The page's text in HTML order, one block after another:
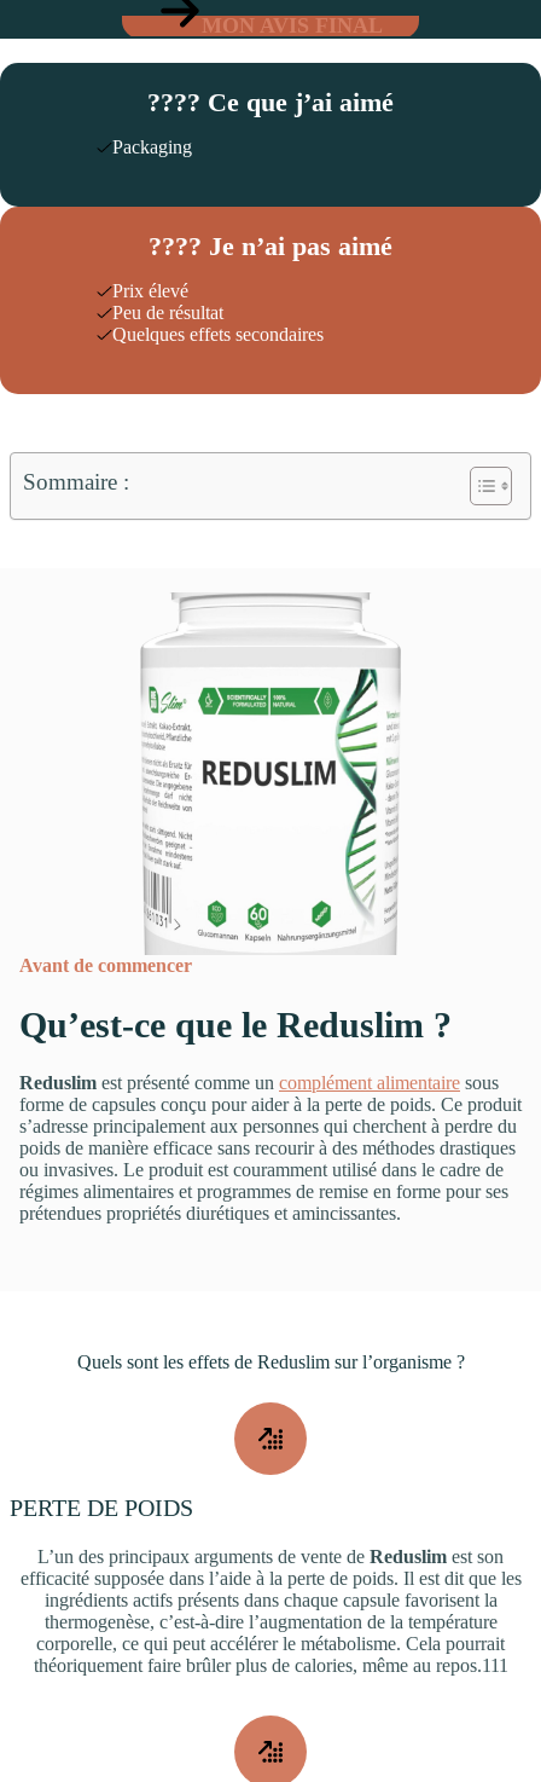
MON AVIS FINAL
???? Ce que j’ai aimé
Packaging
???? Je n’ai pas aimé
Prix élevé
Peu de résultat
Quelques effets secondaires
Sommaire :
Avant de commencer
Qu’est-ce que le Reduslim ?
Reduslim est présenté comme un complément alimentaire sous
forme de capsules conçu pour aider à la perte de poids. Ce produit
s’adresse principalement aux personnes qui cherchent à perdre du
poids de manière efficace sans recourir à des méthodes drastiques
ou invasives. Le produit est couramment utilisé dans le cadre de
régimes alimentaires et programmes de remise en forme pour ses
prétendues propriétés diurétiques et amincissantes.
Quels sont les effets de Reduslim sur l’organisme ?
PERTE DE POIDS
L’un des principaux arguments de vente de Reduslim est son
efficacité supposée dans l’aide à la perte de poids. Il est dit que les
ingrédients actifs présents dans chaque capsule favorisent la
thermogenèse, c’est-à-dire l’augmentation de la température
corporelle, ce qui peut accélérer le métabolisme. Cela pourrait
théoriquement faire brûler plus de calories, même au repos.111